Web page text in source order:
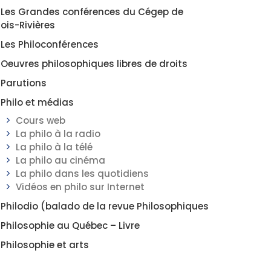
Les Grandes conférences du Cégep de
Rivières
Les Philoconférences
Oeuvres philosophiques libres de droits
Parutions
Philo et médias
Cours web
La philo à la radio
La philo à la télé
La philo au cinéma
La philo dans les quotidiens
Vidéos en philo sur Internet
Philodio (balado de la revue Philosophiques
Philosophie au Québec – Livre
Philosophie et arts